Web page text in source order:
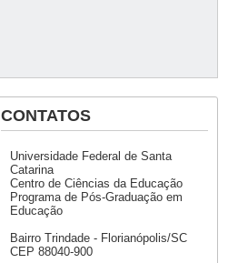
CONTATOS
Universidade Federal de Santa
Catarina
Centro de Ciências da Educação
Programa de Pós-Graduação em
Educação
Bairro Trindade - Florianópolis/SC
CEP 88040-900